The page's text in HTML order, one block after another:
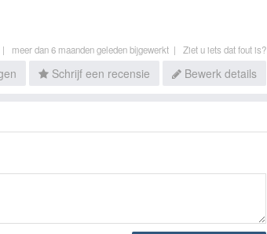
| meer dan 6 maanden geleden bijgewerkt | Ziet u iets dat fout is?
Schrijf een recensie Bewerk details